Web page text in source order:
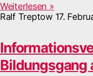
Weiterlesen »
Ralf Treptow 17.
Bildungsgang